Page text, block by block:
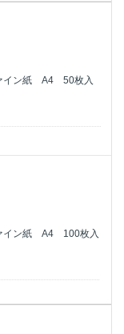
イン紙 A4 50枚入
イン紙 A4 100枚入